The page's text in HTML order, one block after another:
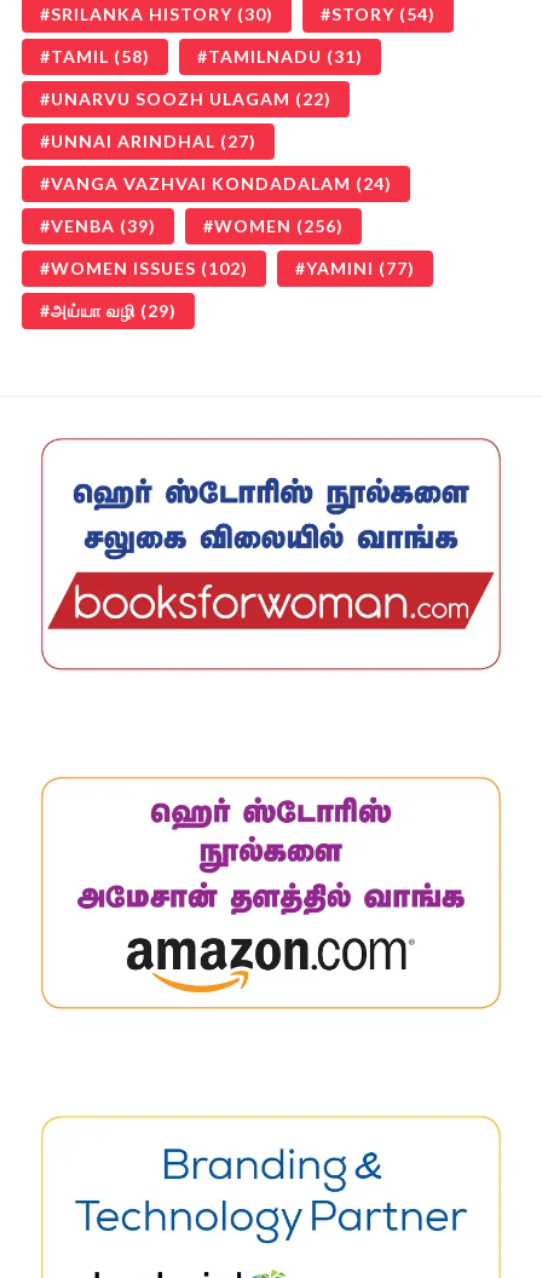
SRILANKA HISTORY (30) STORY (54)
TAMIL (58) TAMILNADU (31)
UNARVU SOOZH ULAGAM (22)
UNNAI ARINDHAL (27)
VANGA VAZHVAI KONDADALAM (24)
VENBA (39) WOMEN (256)
WOMEN ISSUES (102) YAMINI (77)
அய்யா வழி (29)